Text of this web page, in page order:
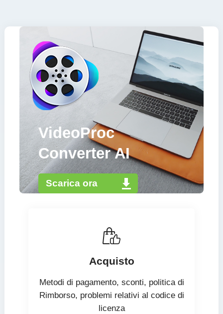
VideoProc
Converter AI
Scarica ora
Acquisto
Metodi di pagamento, sconti, politica di
Rimborso, problemi relativi al codice di
licenza